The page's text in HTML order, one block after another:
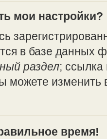
мои настройки?
в базе данных
раздел; ссылка
можете изменить
время!